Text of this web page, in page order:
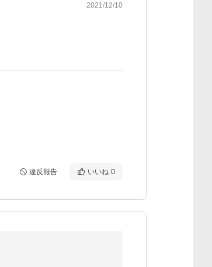
2021/12/10
違反報告 いいね 0